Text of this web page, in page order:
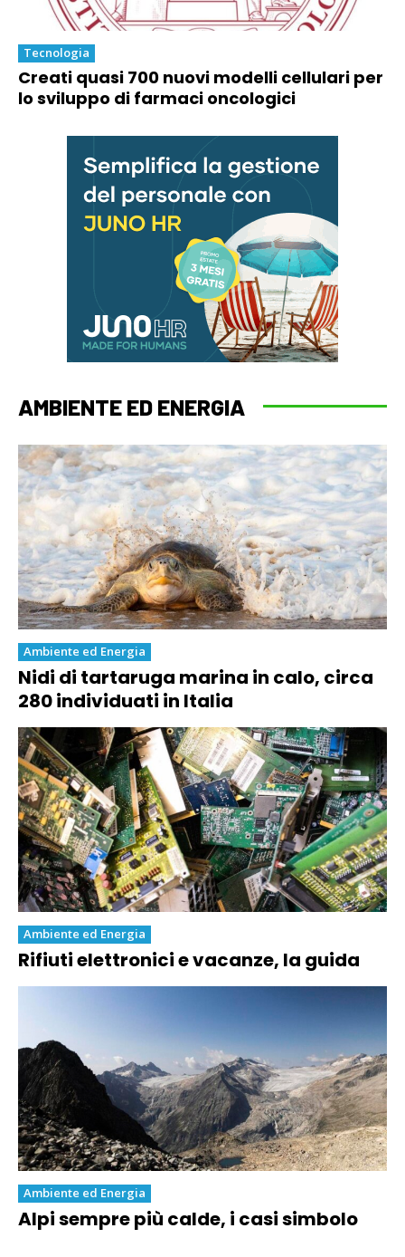
Tecnologia
Creati quasi 700 nuovi modelli cellulari per
lo sviluppo di farmaci oncologici
AMBIENTE ED ENERGIA
Ambiente ed Energia
Nidi di tartaruga marina in calo, circa
280 individuati in Italia
Ambiente ed Energia
Rifiuti elettronici e vacanze, la guida
Ambiente ed Energia
Alpi sempre più calde, i casi simbolo